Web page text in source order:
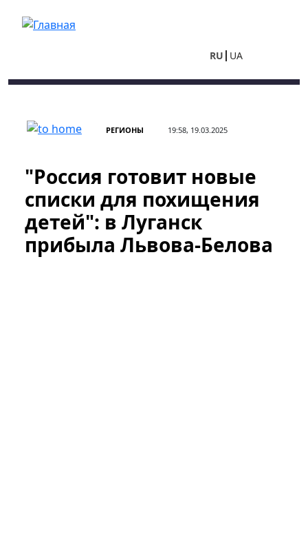
RU UA
РЕГИОНЫ 19:58, 19.03.2025
"Россия готовит новые
списки для похищения
детей": в Луганск
прибыла Львова-Белова